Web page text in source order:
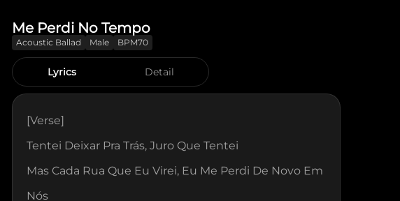
Me Perdi No Tempo
Acoustic Ballad Male BPM70
Lyrics Detail
[verse]
Tentei Deixar Pra Trás, Juro Que Tentei
Mas Cada Rua Que Eu Virei, Eu Me Perdi De Novo Em
Nós